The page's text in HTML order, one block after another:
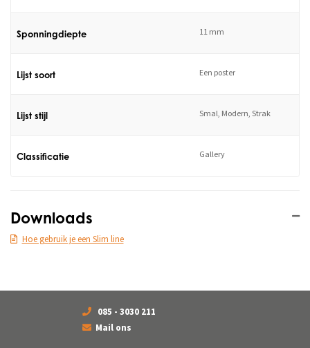
Sponningdiepte 11 mm
Lijst soort Een poster
Lijst stijl Smal, Modern, Strak
Classificatie Gallery
Downloads
Hoe gebruik je een Slim line
085 - 3030 211
Mail ons